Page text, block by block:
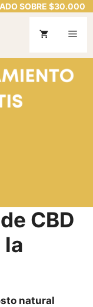
SOBRE $30.000
CBD
la
natural